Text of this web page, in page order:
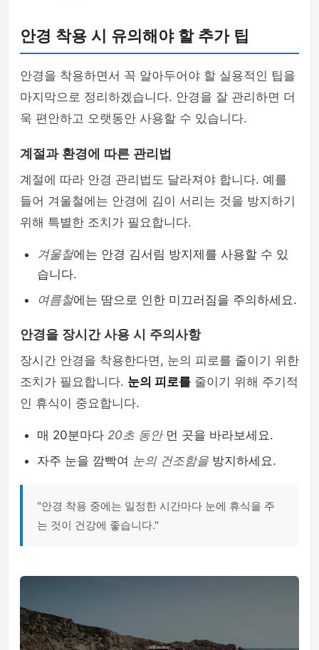
안경 착용 시 유의해야 할 추가 팁
안경을 착용하면서 꼭 알아두어야 할 실용적인 팁을
마지막으로 정리하겠습니다. 안경을 잘 관리하면 더
욱 편안하고 오랫동안 사용할 수 있습니다.
계절과 환경에 따른 관리법
계절에 따라 안경 관리법도 달라져야 합니다. 예를
들어 겨울철에는 안경에 김이 서리는 것을 방지하기
위해 특별한 조치가 필요합니다.
겨울철에는 안경 김서림 방지제를 사용할 수 있
습니다.
여름철에는 땀으로 인한 미끄러짐을 주의하세요.
안경을 장시간 사용 시 주의사항
장시간 안경을 착용한다면, 눈의 피로를 줄이기 위한
조치가 필요합니다. 눈의 피로를 줄이기 위해 주기적
인 휴식이 중요합니다.
매 20분마다 20초 동안먼 곳을 바라보세요.
자주 눈을 깜빡여 눈의 건조함을 방지하세요.
"안경 착용 중에는 일정한 시간마다 눈에 휴식을 주
는 것이 건강에 좋습니다."